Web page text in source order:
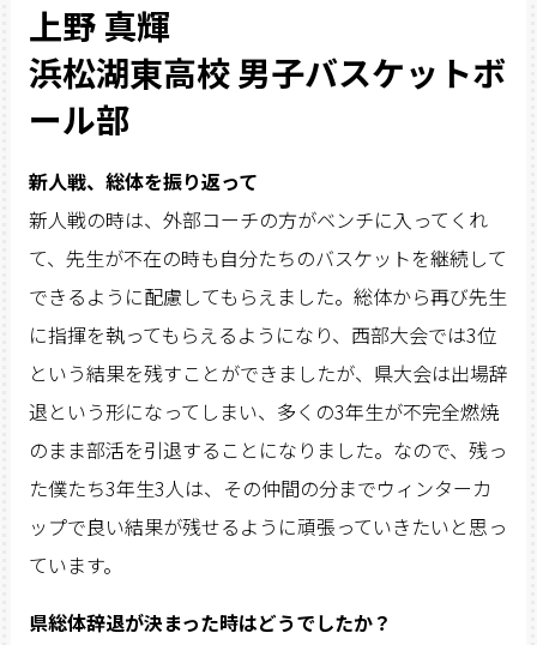
上野 真輝
浜松湖東高校 男子バスケットボ
ール部
新人戦、総体を振り返って
新人戦の時は、外部コーチの方がベンチに入ってくれ
て、先生が不在の時も自分たちのバスケットを継続して
できるように配慮してもらえました。総体から再び先生
に指揮を執ってもらえるようになり、西部大会では3位
という結果を残すことができましたが、県大会は出場辞
退という形になってしまい、多くの3年生が不完全燃焼
のまま部活を引退することになりました。なので、残っ
た僕たち3年生3人は、その仲間の分までウィンターカ
ップで良い結果が残せるように頑張っていきたいと思っ
ています。
県総体辞退が決まった時はどうでしたか？